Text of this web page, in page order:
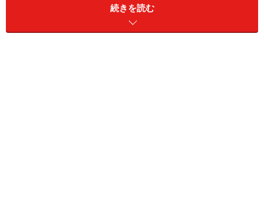
出してみましょう。「連絡をしすぎてしまう」「顔が恋
人のタイプからはかけ離れている」……。容姿、性格、行
続きを読む